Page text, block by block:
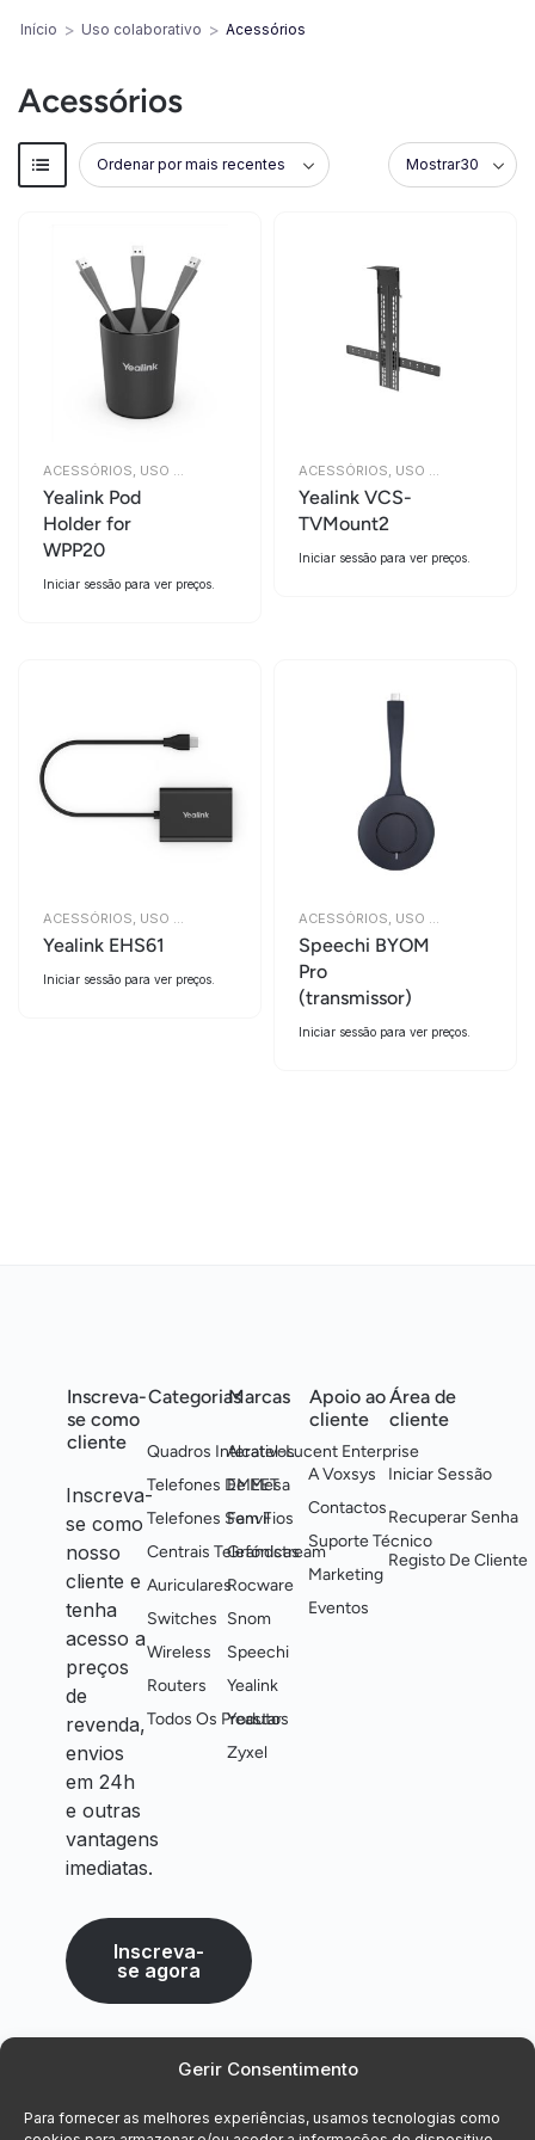
Gerir Consentimento
Para fornecer as melhores experiências, usamos tecnologias como
Início > Uso colaborativo > Acessórios
Acessórios
ACESSÓRIOS, USO COLABORATIVO
Yealink Pod
Holder for
WPP20
Iniciar sessão para ver preços.
ACESSÓRIOS, USO COLABORATIVO
Yealink VCS-
TVMount2
Iniciar sessão para ver preços.
ACESSÓRIOS, USO COLABORATIVO
Yealink EHS61
Iniciar sessão para ver preços.
ACESSÓRIOS, USO COLABORATIVO
Speechi BYOM
Pro
(transmissor)
Iniciar sessão para ver preços.
Inscreva-
se como
cliente
Inscreva-
se como
nosso
cliente e
tenha
acesso a
preços
de
revenda,
envios
em 24h
e outras
vantagens
imediatas.
Inscreva-
se agora
Categorias
Quadros Interativos
Telefones De Mesa
Telefones Sem Fios
Centrais Telefónicas
Auriculares
Switches
Wireless
Routers
Todos Os Produtos
Marcas
Alcatel-Lucent Enterprise
EMEET
Fanvil
Grandstream
Rocware
Snom
Speechi
Yealink
Yeastar
Zyxel
Apoio ao
cliente
A Voxsys
Contactos
Suporte Técnico
Marketing
Eventos
Área de
cliente
Iniciar Sessão
Recuperar Senha
Registo De Cliente